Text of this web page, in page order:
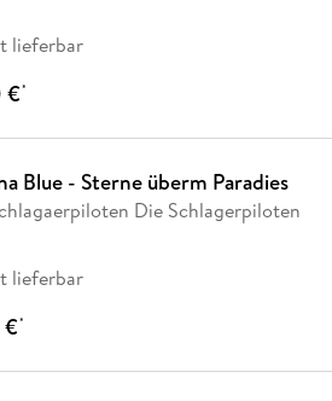
lieferbar
€*
Blue - Sterne überm Paradies
Die Schlagaerpiloten Die Schlagerpiloten
lieferbar
€*